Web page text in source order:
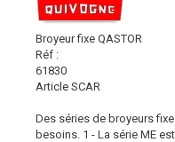
Broyeur fixe QASTOR
Réf :
61830
Article SCAR
Des séries de broyeurs
besoins. 1 - La série ME